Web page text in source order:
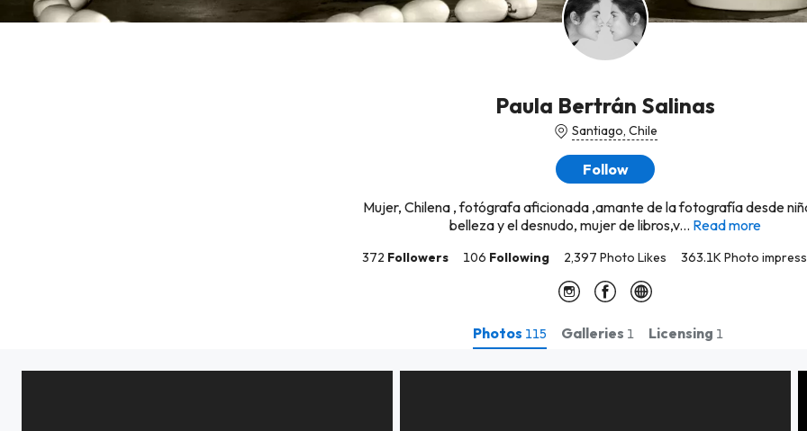
Paula Bertrán Salinas
Santiago, Chile
Follow
Mujer, Chilena , fotógrafa aficionada ,amante de la fotografía desde
belleza y el desnudo, mujer de libros,v... Read more
372 Followers 106 Following 2,397 Photo Likes 363.1K Photo
Photos 115 Galleries 1 Licensing 1